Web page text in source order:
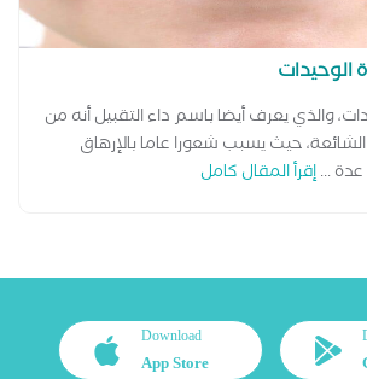
الوحيدات
والذي يعرف أيضا باسم داء التقبيل أنه من
حيث يسبب شعورا عاما بالإرهاق
...إقرأ المقال كامل
Download
App Store